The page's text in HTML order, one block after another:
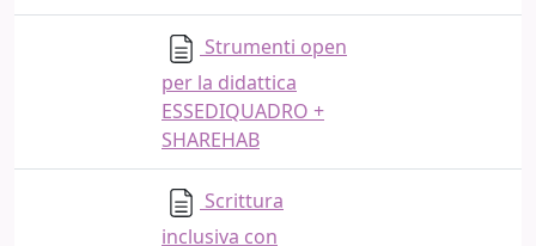
Strumenti open
per la didattica
ESSEDIQUADRO +
SHAREHAB
Scrittura
inclusiva con